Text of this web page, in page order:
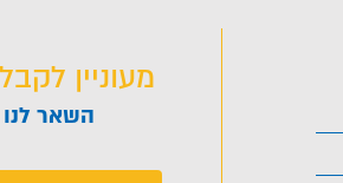
מעוניין
השאר לנו